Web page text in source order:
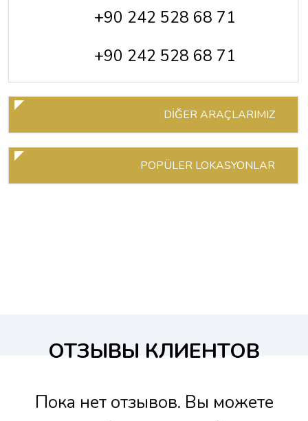
+90 242 528 68 71
+90 242 528 68 71
DİĞER ARAÇLARIMIZ
POPÜLER LOKASYONLAR
ОТЗЫВЫ КЛИЕНТОВ
Пока нет отзывов. Вы можете